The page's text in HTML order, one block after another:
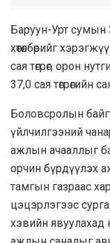
Баруун-Урт сумын
хөтөлбөрийг
сая төгрөг, орон
37,0 сая төгрөгийн
Боловсролын
үйлчилгээний
ажлын ачааллыг
орчин бүрдүүлэх
тамгын газраас
цэцэрлэгээс
хэвийн явуулахад